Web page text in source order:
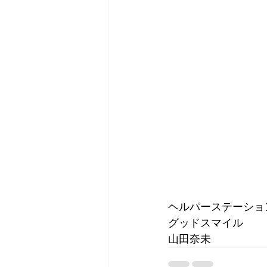
ヘルパーステーショ
グッドスマイル
山田奈未